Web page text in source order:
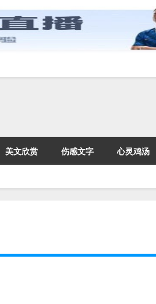
美文欣赏 伤感文字 心灵鸡汤